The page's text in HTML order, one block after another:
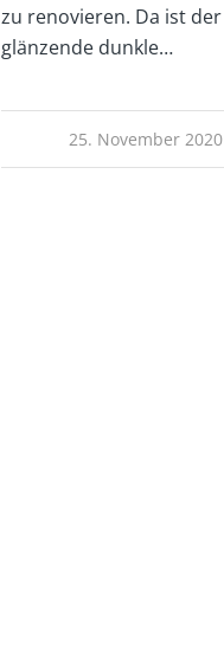
zu renovieren. Da ist der
glänzende dunkle…
25. November 2020